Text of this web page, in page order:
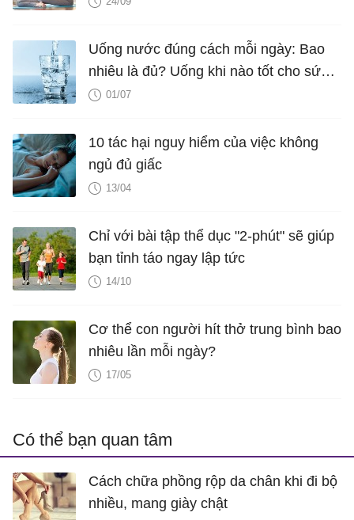
Uống nước đúng cách mỗi ngày: Bao
nhiêu là đủ? Uống khi nào tốt cho sức
khỏe?
01/07
10 tác hại nguy hiểm của việc không
ngủ đủ giấc
13/04
Chỉ với bài tập thể dục "2-phút" sẽ giúp
bạn tỉnh táo ngay lập tức
14/10
Cơ thể con người hít thở trung bình bao
nhiêu lần mỗi ngày?
17/05
Có thể bạn quan tâm
Cách chữa phồng rộp da chân khi đi bộ
nhiều, mang giày chật